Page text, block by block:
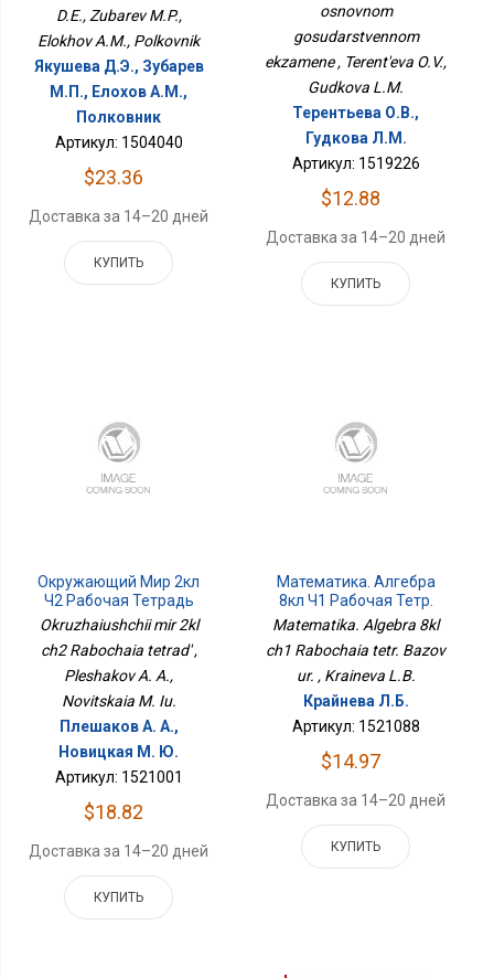
D.E., Zubarev M.P.,
Elokhov A.M., Polkovnik
Якушева Д.Э., Зубарев
М.П., Елохов А.М.,
Полковник
Артикул: 1504040
$23.36
Доставка за 14–20 дней
КУПИТЬ
osnovnom
gosudarstvennom
ekzamene , Terent'eva O.V.,
Gudkova L.M.
Терентьева О.В.,
Гудкова Л.М.
Артикул: 1519226
$12.88
Доставка за 14–20 дней
КУПИТЬ
Окружающий Мир 2кл
Ч2 Рабочая Тетрадь
Okruzhaiushchii mir 2kl
ch2 Rabochaia tetrad' ,
Pleshakov A. A.,
Novitskaia M. Iu.
Плешаков А. А.,
Новицкая М. Ю.
Артикул: 1521001
$18.82
Доставка за 14–20 дней
КУПИТЬ
Математика. Алгебра
8кл Ч1 Рабочая Тетр.
Базов Ур.
Matematika. Algebra 8kl
ch1 Rabochaia tetr. Bazov
ur. , Kraineva L.B.
Крайнева Л.Б.
Артикул: 1521088
$14.97
Доставка за 14–20 дней
КУПИТЬ